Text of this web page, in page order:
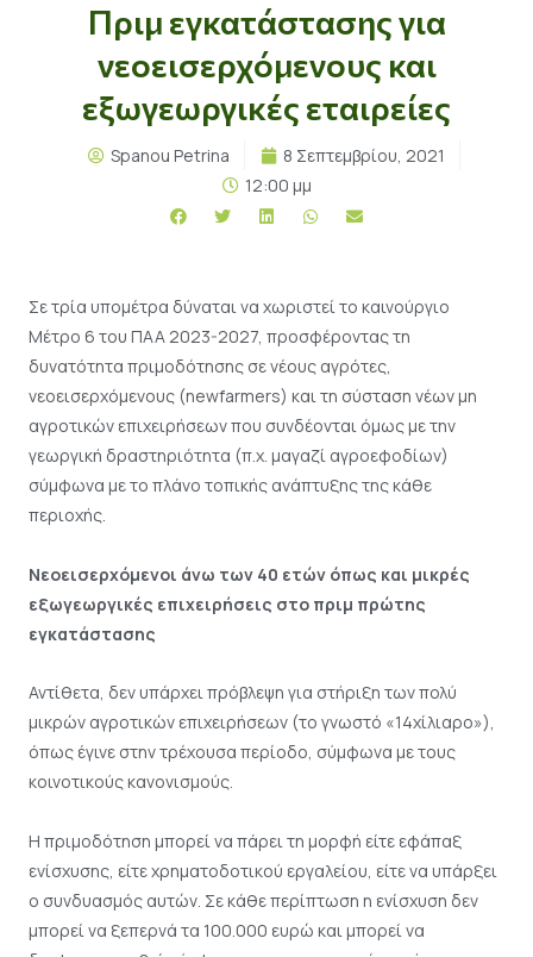
Πριμ εγκατάστασης για
νεοεισερχόμενους και
εξωγεωργικές εταιρείες
Spanou Petrina
8 Σεπτεμβρίου, 2021
12:00 μμ
Σε τρία υπομέτρα δύναται να χωριστεί το καινούργιο
Μέτρο 6 του ΠΑΑ 2023-2027, προσφέροντας τη
δυνατότητα πριμοδότησης σε νέους αγρότες,
νεοεισερχόμενους (newfarmers) και τη σύσταση νέων μη
αγροτικών επιχειρήσεων που συνδέονται όμως με την
γεωργική δραστηριότητα (π.χ. μαγαζί αγροεφοδίων)
σύμφωνα με το πλάνο τοπικής ανάπτυξης της κάθε
περιοχής.
Νεοεισερχόμενοι άνω των 40 ετών όπως και μικρές
εξωγεωργικές επιχειρήσεις στο πριμ πρώτης
εγκατάστασης
Αντίθετα, δεν υπάρχει πρόβλεψη για στήριξη των πολύ
μικρών αγροτικών επιχειρήσεων (το γνωστό «14χίλιαρο»),
όπως έγινε στην τρέχουσα περίοδο, σύμφωνα με τους
κοινοτικούς κανονισμούς.
Η πριμοδότηση μπορεί να πάρει τη μορφή είτε εφάπαξ
ενίσχυσης, είτε χρηματοδοτικού εργαλείου, είτε να υπάρξει
ο συνδυασμός αυτών. Σε κάθε περίπτωση η ενίσχυση δεν
μπορεί να ξεπερνά τα 100.000 ευρώ και μπορεί να